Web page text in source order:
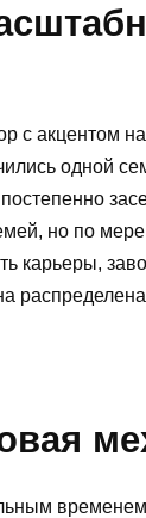
с акцентом
одной
но по мере